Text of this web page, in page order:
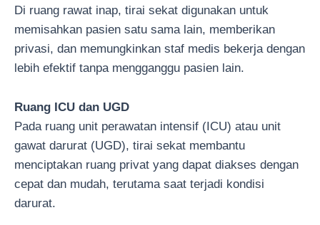
Di ruang rawat inap, tirai sekat digunakan untuk
memisahkan pasien satu sama lain, memberikan
privasi, dan memungkinkan staf medis bekerja dengan
lebih efektif tanpa mengganggu pasien lain.
Ruang ICU dan UGD
Pada ruang unit perawatan intensif (ICU) atau unit
gawat darurat (UGD), tirai sekat membantu
menciptakan ruang privat yang dapat diakses dengan
cepat dan mudah, terutama saat terjadi kondisi
darurat.